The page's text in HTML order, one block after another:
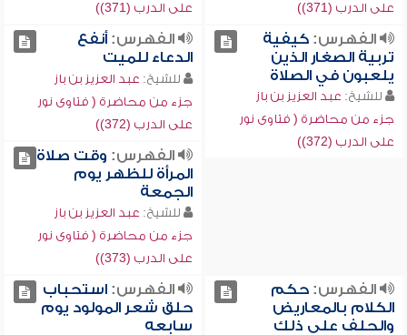
على الدرب (371))
على الدرب (371))
الفهرس:كيفية
تربية الصغار الذين
يلعبون في الصلاة
للشيخ: عبد العزيز بن باز
جزء من محاضرة ( فتاوى نور
على الدرب (372))
الفهرس:أنفع
الدعاء للميت
للشيخ: عبد العزيز بن باز
جزء من محاضرة ( فتاوى نور
على الدرب (372))
الفهرس: وقت صلاة
المرأة للظهر يوم
الجمعة
للشيخ: عبد العزيز بن باز
جزء من محاضرة ( فتاوى نور
على الدرب (373))
الفهرس:حكم
الكلام بالمعاريض
والحلف على ذلك
الفهرس:استحباب
حلق شعر المولود يوم
سابعه